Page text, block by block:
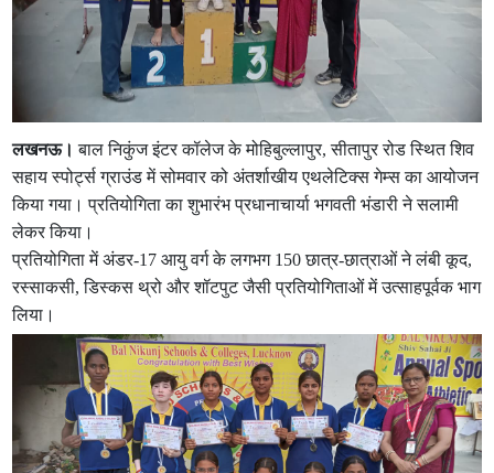
लखनऊ।बाल निकुंज इंटर कॉलेज के मोहिबुल्लापुर, सीतापुर रोड स्थित शिव
सहाय स्पोर्ट्स ग्राउंड में सोमवार को अंतर्शाखीय एथलेटिक्स गेम्स का आयोजन
किया गया। प्रतियोगिता का शुभारंभ प्रधानाचार्या भगवती भंडारी ने सलामी
लेकर किया।
प्रतियोगिता में अंडर-17 आयु वर्ग के लगभग 150 छात्र-छात्राओं ने लंबी कूद,
रस्साकसी, डिस्कस थ्रो और शॉटपुट जैसी प्रतियोगिताओं में उत्साहपूर्वक भाग
लिया।